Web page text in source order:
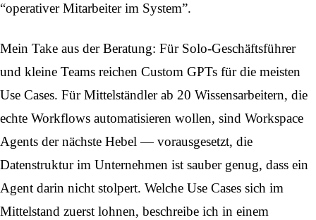
“operativer Mitarbeiter im System”.
Mein Take aus der Beratung: Für Solo-Geschäftsführer
und kleine Teams reichen Custom GPTs für die meisten
Use Cases. Für Mittelständler ab 20 Wissensarbeitern, die
echte Workflows automatisieren wollen, sind Workspace
Agents der nächste Hebel — vorausgesetzt, die
Datenstruktur im Unternehmen ist sauber genug, dass ein
Agent darin nicht stolpert. Welche Use Cases sich im
Mittelstand zuerst lohnen, beschreibe ich in einem